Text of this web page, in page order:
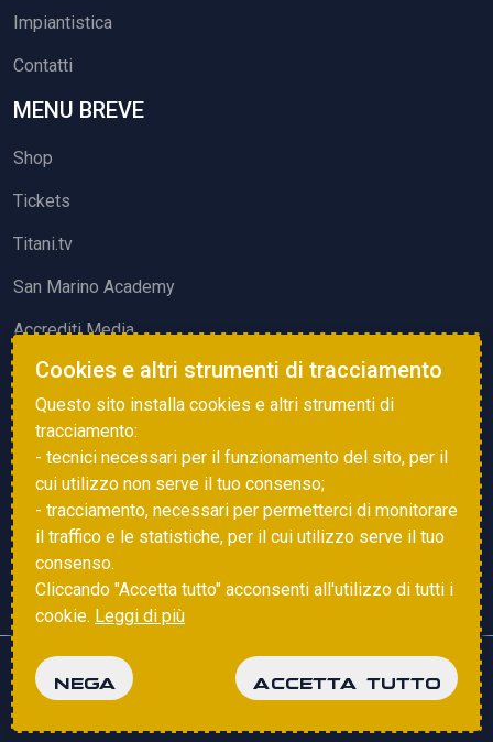
Impiantistica
Contatti
MENU BREVE
Shop
Tickets
Titani.tv
San Marino Academy
Accrediti Media
ATTIVITÀ ED EVENTI
Squadre di Calcio
Associazione Sammarinese Arbitri
Vota gol e parata
Copyright © 2025 FSGC. Tutti i diritti riservati
Cookies e altri strumenti di tracciamento
Questo sito installa cookies e altri strumenti di
tracciamento:
- tecnici necessari per il funzionamento del sito, per il
cui utilizzo non serve il tuo consenso;
- tracciamento, necessari per permetterci di monitorare
il traffico e le statistiche, per il cui utilizzo serve il tuo
consenso.
Cliccando "Accetta tutto" acconsenti all'utilizzo di tutti i
cookie. Leggi di più
NEGA ACCETTA TUTTO